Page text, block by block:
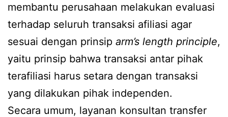
membantu perusahaan melakukan evaluasi
terhadap seluruh transaksi afiliasi agar
sesuai dengan prinsip arm’s length principle,
yaitu prinsip bahwa transaksi antar pihak
terafiliasi harus setara dengan transaksi
yang dilakukan pihak independen.
Secara umum, layanan konsultan transfer